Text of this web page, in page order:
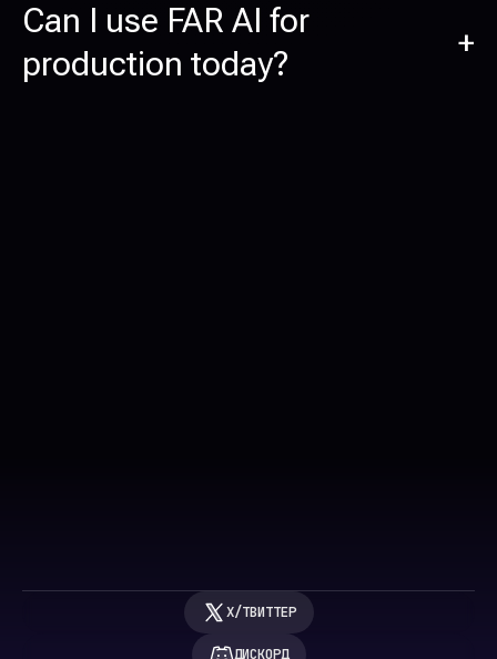
Can I use FAR AI for
production today?
+
X/ТВИТТЕР
ДИСКОРД